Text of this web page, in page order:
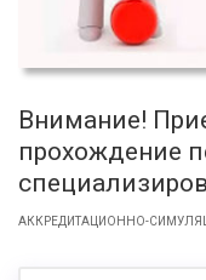
Внимание!
прохождение
АККРЕДИТАЦИОННО-